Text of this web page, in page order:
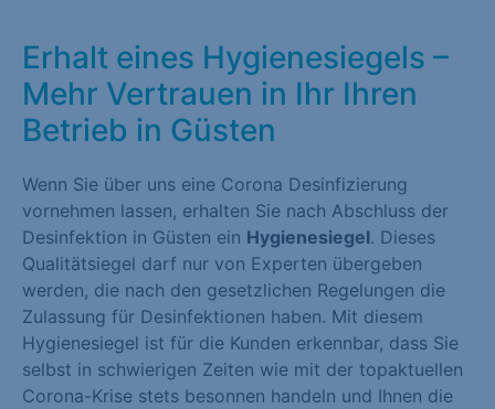
Erhalt eines Hygienesiegels –
Mehr Vertrauen in Ihr Ihren
Betrieb in Güsten
Wenn Sie über uns eine Corona Desinfizierung
vornehmen lassen, erhalten Sie nach Abschluss der
Desinfektion in Güsten ein Hygienesiegel. Dieses
Qualitätsiegel darf nur von Experten übergeben
werden, die nach den gesetzlichen Regelungen die
Zulassung für Desinfektionen haben. Mit diesem
Hygienesiegel ist für die Kunden erkennbar, dass Sie
selbst in schwierigen Zeiten wie mit der topaktuellen
Corona-Krise stets besonnen handeln und Ihnen die